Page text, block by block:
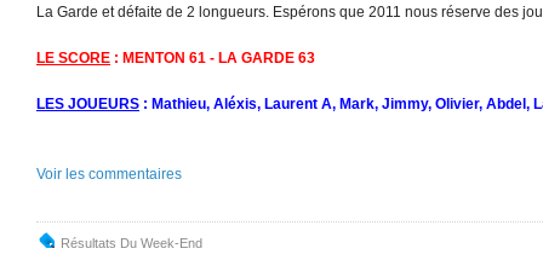
La Garde et défaite de 2 longueurs. Espérons que 2011 nous réserve des
LE SCORE : MENTON 61 - LA GARDE 63
LES JOUEURS : Mathieu, Aléxis, Laurent A, Mark, Jimmy, Olivier, Abdel,
Voir les commentaires
Résultats Du Week-End